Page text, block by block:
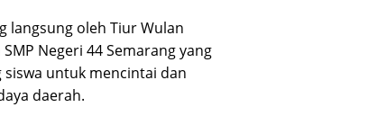
langsung oleh Tiur Wulan
Negeri 44 Semarang yang
untuk mencintai dan
daerah.